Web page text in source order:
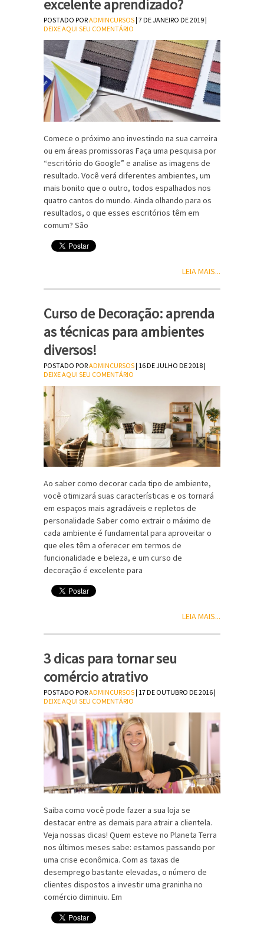
excelente aprendizado?
POSTADO PORADMINCURSOS| 7 DE JANEIRO DE 2019 |
DEIXE AQUI SEU COMENTÁRIO
Comece o próximo ano investindo na sua carreira
ou em áreas promissoras Faça uma pesquisa por
“escritório do Google” e analise as imagens de
resultado. Você verá diferentes ambientes, um
mais bonito que o outro, todos espalhados nos
quatro cantos do mundo. Ainda olhando para os
resultados, o que esses escritórios têm em
comum? São
LEIA MAIS...
Curso de Decoração: aprenda
as técnicas para ambientes
diversos!
POSTADO PORADMINCURSOS| 16 DE JULHO DE 2018 |
DEIXE AQUI SEU COMENTÁRIO
Ao saber como decorar cada tipo de ambiente,
você otimizará suas características e os tornará
em espaços mais agradáveis e repletos de
personalidade Saber como extrair o máximo de
cada ambiente é fundamental para aproveitar o
que eles têm a oferecer em termos de
funcionalidade e beleza, e um curso de
decoração é excelente para
LEIA MAIS...
3 dicas para tornar seu
comércio atrativo
POSTADO PORADMINCURSOS| 17 DE OUTUBRO DE 2016 |
DEIXE AQUI SEU COMENTÁRIO
Saiba como você pode fazer a sua loja se
destacar entre as demais para atrair a clientela.
Veja nossas dicas! Quem esteve no Planeta Terra
nos últimos meses sabe: estamos passando por
uma crise econômica. Com as taxas de
desemprego bastante elevadas, o número de
clientes dispostos a investir uma graninha no
comércio diminuiu. Em